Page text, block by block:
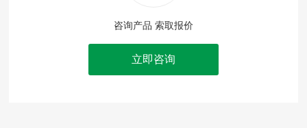
咨询产品 索取报价
立即咨询